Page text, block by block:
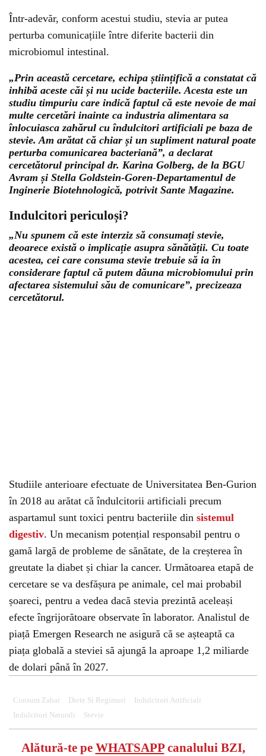
Într-adevăr, conform acestui studiu, stevia ar putea
perturba comunicațiile între diferite bacterii din
microbiomul intestinal.
„Prin această cercetare, echipa științifică a constatat că
inhibă aceste căi și nu ucide bacteriile. Acesta este un
studiu timpuriu care indică faptul că este nevoie de mai
multe cercetări inainte ca industria alimentara sa
înlocuiasca zahărul cu îndulcitori artificiali pe baza de
stevie. Am arătat că chiar și un supliment natural poate
perturba comunicarea bacteriană”, a declarat
cercetătorul principal dr. Karina Golberg, de la BGU
Avram și Stella Goldstein-Goren-Departamentul de
Inginerie Biotehnologică, potrivit Sante Magazine.
Indulcitori periculoși?
„Nu spunem că este interziz să consumați stevie,
deoarece există o implicație asupra sănătății. Cu toate
acestea, cei care consuma stevie trebuie să ia în
considerare faptul că putem dăuna microbiomului prin
afectarea sistemului său de comunicare”, precizeaza
cercetătorul.
Studiile anterioare efectuate de Universitatea Ben-Gurion
în 2018 au arătat că îndulcitorii artificiali precum
aspartamul sunt toxici pentru bacteriile din sistemul
digestiv. Un mecanism potențial responsabil pentru o
gamă largă de probleme de sănătate, de la creșterea în
greutate la diabet și chiar la cancer. Următoarea etapă de
cercetare se va desfășura pe animale, cel mai probabil
șoareci, pentru a vedea dacă stevia prezintă aceleași
efecte îngrijorătoare observate în laborator. Analistul de
piață Emergen Research ne asigură că se așteaptă ca
piața globală a steviei să ajungă la aproape 1,2 miliarde
de dolari până în 2027.
Consum Zahar Diete Si Regimuri
Indulcitori Artificiali
Indulcitori Naturali
Stevie
Alătură-te pe WHATSAPPcanalului BZI,